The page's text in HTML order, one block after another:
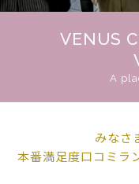
VENUS
A
みなさ
本番満足度口コミラ